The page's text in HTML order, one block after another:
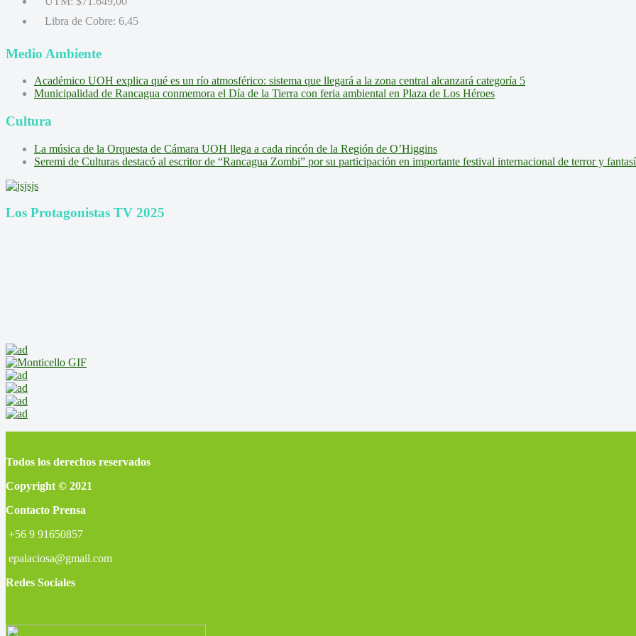
Libra de Cobre: 6,45
Medio Ambiente
Académico UOH explica qué es un río atmosférico: sistema que llegará a la zona central alcanzará categoría 5
Municipalidad de Rancagua conmemora el Día de la Tierra con feria ambiental en Plaza de Los Héroes
Cultura
La música de la Orquesta de Cámara UOH llega a cada rincón de la Región de O’Higgins
Seremi de Culturas destacó al escritor de “Rancagua Zombi” por su participación en importante festival internacional de terror y
Los Protagonistas TV 2025
Todos los derechos reservados
Copyright © 2021
Contacto Prensa
+56 9 91650857
epalaciosa@gmail.com
Redes Sociales